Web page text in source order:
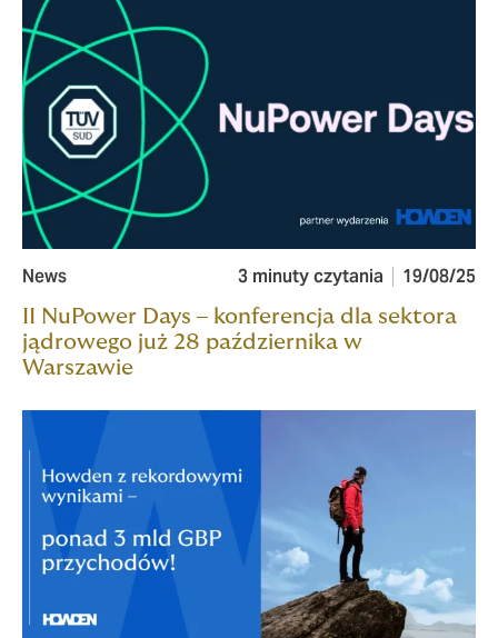
News 3 minuty czytania 19/08/25
II NuPower Days – konferencja dla sektora
jądrowego już 28 października w
Warszawie